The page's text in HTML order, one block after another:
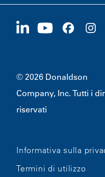
Sostenibilità
1400 W 94th
© 2026 Donaldson
Company, Inc. Tutti i
riservati
Informativa sulla
Termini di utilizzo